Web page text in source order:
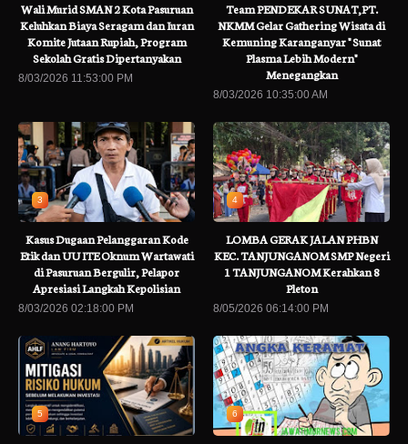
Wali Murid SMAN 2 Kota Pasuruan
Keluhkan Biaya Seragam dan Iuran
Komite Jutaan Rupiah, Program
Sekolah Gratis Dipertanyakan
8/03/2026 11:53:00 PM
Team PENDEKAR SUNAT,PT.
NKMM Gelar Gathering Wisata di
Kemuning Karanganyar " Sunat
Plasma Lebih Modern"
Menegangkan
8/03/2026 10:35:00 AM
3
Kasus Dugaan Pelanggaran Kode
Etik dan UU ITE Oknum Wartawati
di Pasuruan Bergulir, Pelapor
Apresiasi Langkah Kepolisian
8/03/2026 02:18:00 PM
4
LOMBA GERAK JALAN PHBN
KEC. TANJUNGANOM SMP Negeri
1 TANJUNGANOM Kerahkan 8
Pleton
8/05/2026 06:14:00 PM
5 6